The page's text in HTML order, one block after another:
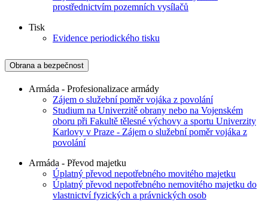
prostřednictvím pozemních vysílačů
Tisk
Evidence periodického tisku
Obrana a bezpečnost
Armáda - Profesionalizace armády
Zájem o služební poměr vojáka z povolání
Studium na Univerzitě obrany nebo na Vojenském
oboru při Fakultě tělesné výchovy a sportu Univerzity
Karlovy v Praze - Zájem o služební poměr vojáka z
povolání
Armáda - Převod majetku
Úplatný převod nepotřebného movitého majetku
Úplatný převod nepotřebného nemovitého majetku do
vlastnictví fyzických a právnických osob